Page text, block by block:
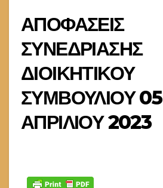
ΑΠΟΦΑΣΕΙΣ
ΣΥΝΕΔΡΙΑΣΗΣ
ΔΙΟΙΚΗΤΙΚΟΥ
ΣΥΜΒΟΥΛΙΟΥ 05
ΑΠΡΙΛΙΟΥ 2023